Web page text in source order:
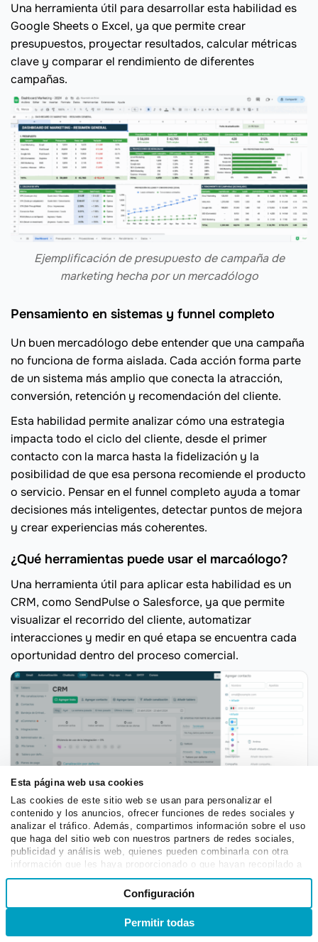
Esta página web usa cookies
Las cookies de este sitio web se usan para personalizar el
contenido y los anuncios, ofrecer funciones de redes sociales y
analizar el tráfico. Además, compartimos información sobre el uso
que haga del sitio web con nuestros partners de redes sociales,
publicidad y análisis web, quienes pueden combinarla con otra
información que les haya proporcionado o que hayan recopilado a
partir del uso que haya hecho de sus servicios.
Selección
consentimiento
Preferencias
Configuración
Permitir todas
Una herramienta útil para desarrollar esta habilidad es
Google Sheets o Excel, ya que permite crear
presupuestos, proyectar resultados, calcular métricas
clave y comparar el rendimiento de diferentes
campañas.
Ejemplificación de presupuesto de campaña de
marketing hecha por un mercadólogo
Pensamiento en sistemas y funnel completo
Un buen mercadólogo debe entender que una campaña
no funciona de forma aislada. Cada acción forma parte
de un sistema más amplio que conecta la atracción,
conversión, retención y recomendación del cliente.
Esta habilidad permite analizar cómo una estrategia
impacta todo el ciclo del cliente, desde el primer
contacto con la marca hasta la fidelización y la
posibilidad de que esa persona recomiende el producto
o servicio. Pensar en el funnel completo ayuda a tomar
decisiones más inteligentes, detectar puntos de mejora
y crear experiencias más coherentes.
¿Qué herramientas puede usar el marcaólogo?
Una herramienta útil para aplicar esta habilidad es un
CRM, como SendPulse o Salesforce, ya que permite
visualizar el recorrido del cliente, automatizar
interacciones y medir en qué etapa se encuentra cada
oportunidad dentro del proceso comercial.
Qué es un mercadólogo: CRM de SendPulse ayuda a
visualizar el recorrido del cliente
Un buen mercadólogo no trabaja de forma aislada. Su
labor requiere colaborar constantemente con áreas
como ventas, producto, tecnología y dirección para